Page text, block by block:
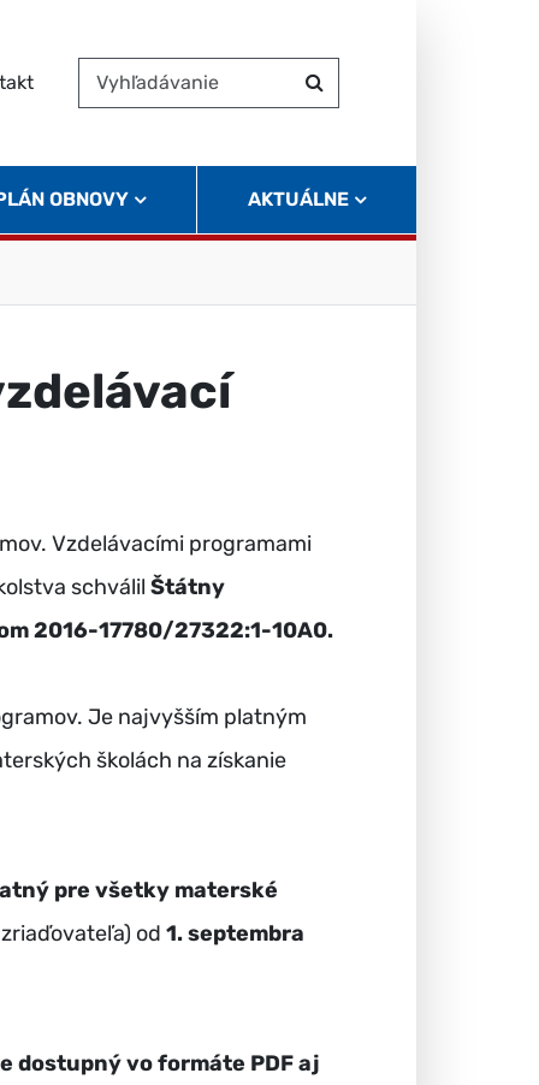
Vyhľadávanie
Hľadať
OBNOVY AKTUÁLNE
Vzdelávacími programami
schválil Štátny
2016-17780/27322:1-10A0.
Je najvyšším platným
školách na získanie
pre všetky materské
od 1. septembra
dostupný vo formáte PDF aj